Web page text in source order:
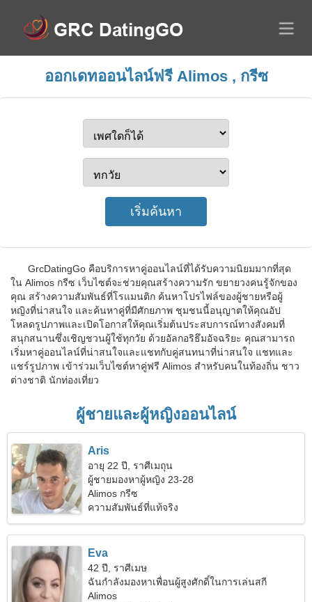
ออกเดทออนไลน์ฟรี Alimos , กรีซ
GrcDatingGo คือบริการหาคู่ออนไลน์ที่ได้รับความนิยมมากที่สุด
ใน Alimos กรีซ เว็บไซต์จะช่วยคุณสร้างความรัก ขยายวงคนรู้จักของ
คุณ สร้างความสัมพันธ์ที่โรแมนติก ค้นหาโปรไฟล์ของผู้ชายหรือผู้
หญิงที่น่าสนใจ และค้นหาคู่ที่มีศักยภาพ ชุมชนนี้อนุญาตให้คุณอัป
โหลดรูปภาพและเปิดโอกาสให้คุณเริ่มต้นประสบการณ์ทางสังคมที่
สนุกสนานซึ่งเชิญชวนผู้ใช้ทุกวัย ด้วยอัลกอริธึมอัจฉริยะ คุณสามารถ
เริ่มหาคู่ออนไลน์ที่น่าสนใจและแชทกับคู่สนทนาที่น่าสนใจ แชทและ
แชร์รูปภาพ เข้าร่วมเว็บไซต์หาคู่ฟรี Alimos สำหรับคนในท้องถิ่น ชาว
ต่างชาติ นักท่องเที่ยว
ผู้ชายและผู้หญิงออนไลน์
Aris
อายุ 22 ปี, ราศีเมถุน
ผู้ชายมองหาผู้หญิง 23-28
Alimos กรีซ
ความสัมพันธ์ที่แท้จริง
Eva
42 ปี, ราศีเมษ
ฉันกำลังมองหาเพื่อนผู้สูงศักดิ์ในการเล่นสกี
Alimos